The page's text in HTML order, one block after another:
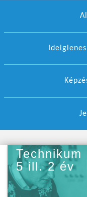
Technikum
5 ill. 2 év